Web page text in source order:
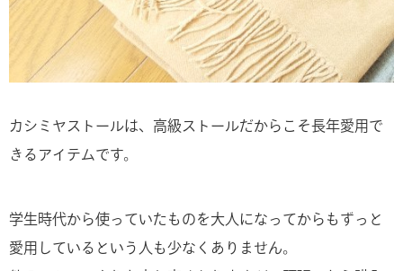
カシミヤストールは、高級ストールだからこそ長年愛用で
きるアイテムです。
学生時代から使っていたものを大人になってからもずっと
愛用しているという人も少なくありません。